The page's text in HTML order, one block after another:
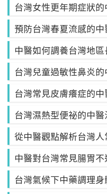
台灣女性更年期症狀
預防台灣春夏流感的
中醫如何調養台灣地
台灣兒童過敏性鼻炎
台灣常見皮膚癢症的
台灣濕熱型便祕的中
從中醫觀點解析台灣
中醫對台灣常見腸胃
台灣氣候下中藥調理